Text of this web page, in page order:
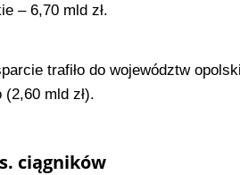
– 6,70 mld zł.
trafiło do województw
mld zł).
ciągników